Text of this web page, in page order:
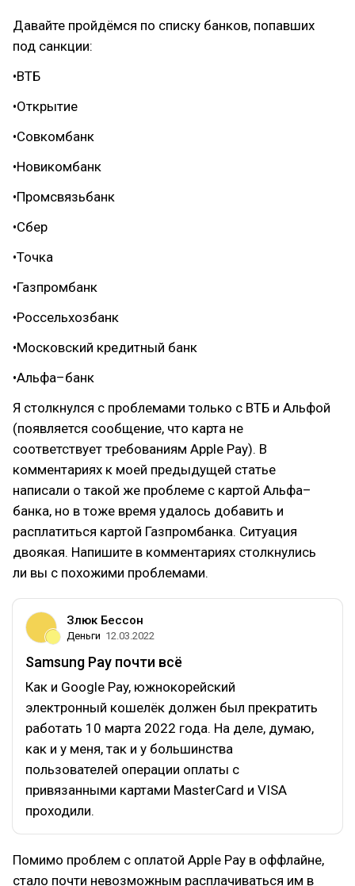
Давайте пройдёмся по списку банков, попавших
под санкции:
•ВТБ
•Открытие
•Совкомбанк
•Новикомбанк
•Промсвязьбанк
•Сбер
•Точка
•Газпромбанк
•Россельхозбанк
•Московский кредитный банк
•Альфа–банк
Я столкнулся с проблемами только с ВТБ и Альфой
(появляется сообщение, что карта не
соответствует требованиям Apple Pay). В
комментариях к моей предыдущей статье
написали о такой же проблеме с картой Альфа–
банка, но в тоже время удалось добавить и
расплатиться картой Газпромбанка. Ситуация
двоякая. Напишите в комментариях столкнулись
ли вы с похожими проблемами.
Злюк Бессон
Деньги 12.03.2022
Samsung Pay почти всё
Как и Google Pay, южнокорейский
электронный кошелёк должен был прекратить
работать 10 марта 2022 года. На деле, думаю,
как и у меня, так и у большинства
пользователей операции оплаты с
привязанными картами MasterCard и VISA
проходили.
Помимо проблем с оплатой Apple Pay в оффлайне,
стало почти невозможным расплачиваться им в